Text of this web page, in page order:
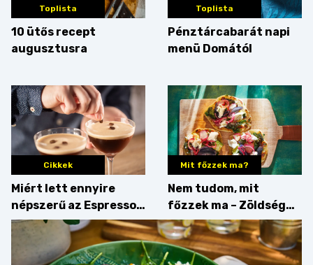
Toplista
10 ütős recept
augusztusra
Toplista
Pénztárcabarát napi
menü Domától
Cikkek
Miért lett ennyire
népszerű az Espresso
Martini – és mit
érdemes enni mellé?
Mit főzzek ma?
Nem tudom, mit
főzzek ma – Zöldség
minden mennyiségben